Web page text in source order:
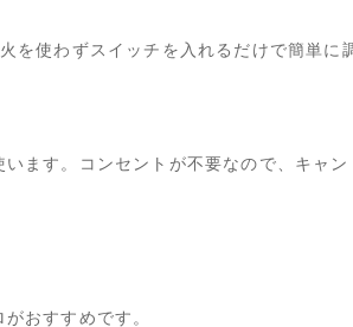
を使わずスイッチを入れるだけで簡単に
ます。コンセントが不要なので、キャン
おすすめです。